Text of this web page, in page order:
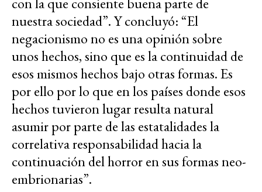
nuestra sociedad”. Y concluyó: “El
negacionismo no es una opinión sobre
unos hechos, sino que es la continuidad de
esos mismos hechos bajo otras formas. Es
por ello por lo que en los países donde esos
hechos tuvieron lugar resulta natural
asumir por parte de las estatalidades la
correlativa responsabilidad hacia la
continuación del horror en sus formas neo-
embrionarias”.